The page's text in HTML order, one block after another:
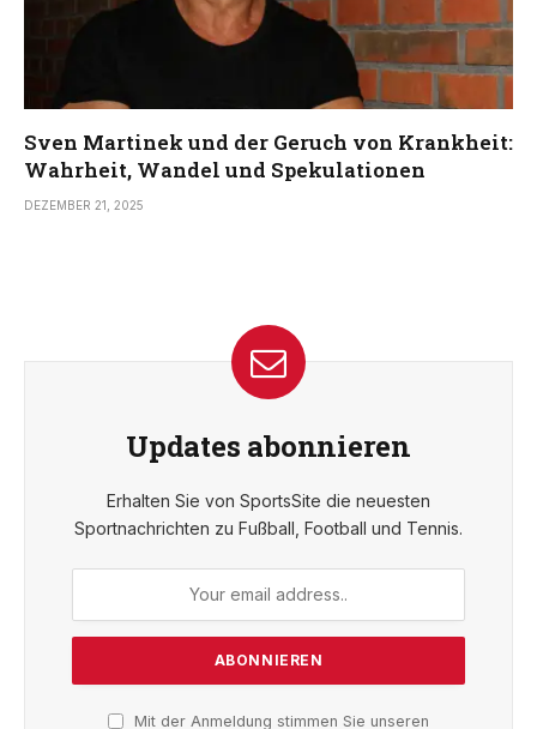
Sven Martinek und der Geruch von Krankheit:
Wahrheit, Wandel und Spekulationen
DEZEMBER 21, 2025
Updates abonnieren
Erhalten Sie von SportsSite die neuesten
Sportnachrichten zu Fußball, Football und Tennis.
Mit der Anmeldung stimmen Sie unseren